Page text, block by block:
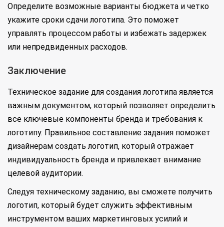
Определите возможные варианты бюджета и четко
укажите сроки сдачи логотипа. Это поможет
управлять процессом работы и избежать задержек
или непредвиденных расходов.
Заключение
Техническое задание для создания логотипа является
важным документом, который позволяет определить
все ключевые компоненты бренда и требования к
логотипу. Правильное составление задания поможет
дизайнерам создать логотип, который отражает
индивидуальность бренда и привлекает внимание
целевой аудитории.
Следуя техническому заданию, вы сможете получить
логотип, который будет служить эффективным
инструментом ваших маркетинговых усилий и